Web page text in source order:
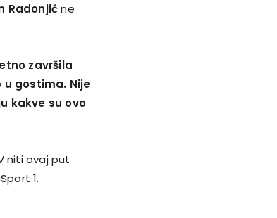
Radonjićne
završila
gostima. Nije
kakve su ovo
niti ovaj put
1.